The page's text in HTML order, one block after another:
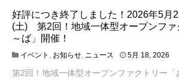
好評につき終了しました！2026年5月
(土) 第2回！地域一体型オープンファ
～ば」開催！
イベント , お知らせ, ニュース 5月 18, 2026
2
第2回！地域一体型オープンファクトリー